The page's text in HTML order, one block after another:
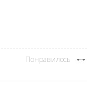
Понравилось